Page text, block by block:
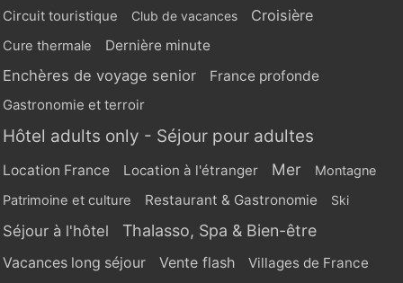
Circuit touristique
Club de vacances Croisière
Cure thermale Dernière minute
Enchères de voyage senior
France profonde
Gastronomie et terroir
Hôtel adults only - Séjour pour adultes
Location France Location à l'étranger Mer Montagne
Patrimoine et culture Restaurant & Gastronomie Ski
Séjour à l'hôtel Thalasso, Spa & Bien-être
Vacances long séjour Vente flash Villages de France